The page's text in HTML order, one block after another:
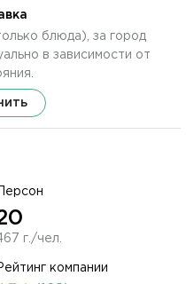
Персон
г./чел.
компании
блюда), за город
в зависимости от